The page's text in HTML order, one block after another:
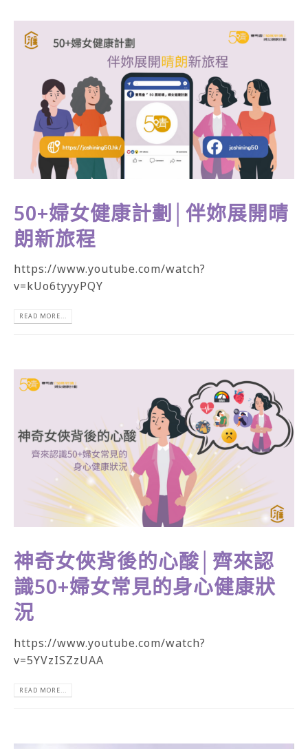
50+婦女健康計劃│伴妳展開晴
朗新旅程
https://www.youtube.com/watch?
v=kUo6tyyyPQY
READ MORE...
神奇女俠背後的心酸│齊來認
識50+婦女常見的身心健康狀
況
https://www.youtube.com/watch?
v=5YVzISZzUAA
READ MORE...